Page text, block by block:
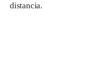
distancia.